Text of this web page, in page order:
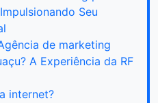
Seu
de marketing
A Experiência da RF
internet?